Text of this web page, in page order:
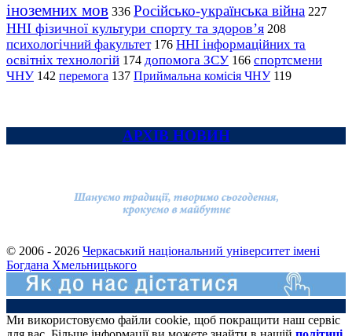
іноземних мов 336 Російсько-українська війна 227
ННІ фізичної культури спорту та здоров’я 208
психологічний факультет 176 ННІ інформаційних та
освітніх технологій 174 допомога ЗСУ 166 спортсмени
ЧНУ 142 перемога 137 Приймальна комісія ЧНУ 119
АРХІВ НОВИН
© 2006 - 2026 Черкаський національний університет імені
Богдана Хмельницького
Ми використовуємо файли cookie, щоб покращити наш сервіс